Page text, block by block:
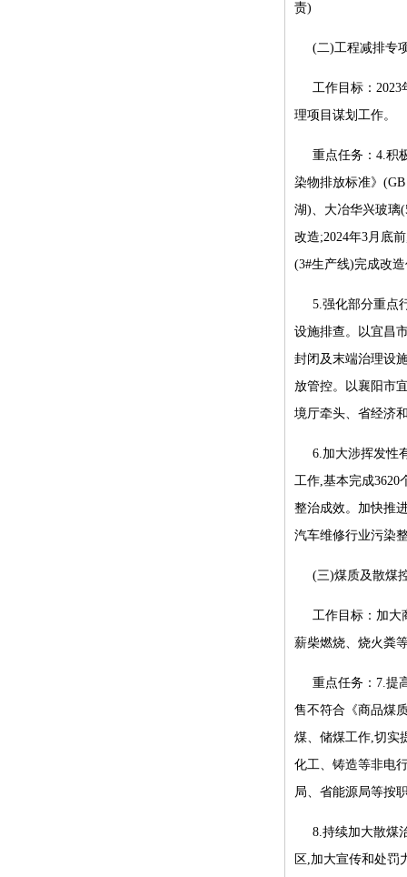
责)
(二)工程减排专
工作目标：2023
理项目谋划工作。
重点任务：4.积
染物排放标准》
湖)、大冶华兴玻璃
改造;2024年3月底
(3#生产线)完成改
5.强化部分重点
设施排查。以宜昌
封闭及末端治理设
放管控。以襄阳市
境厅牵头、省经济
6.加大涉挥发性
工作,基本完成3620
整治成效。加快推
汽车维修行业污染
(三)煤质及散煤
工作目标：加大
薪柴燃烧、烧火粪
重点任务：7.提
售不符合《商品煤
煤、储煤工作,切实
化工、铸造等非电
局、省能源局等按
8.持续加大散煤
区,加大宣传和处罚